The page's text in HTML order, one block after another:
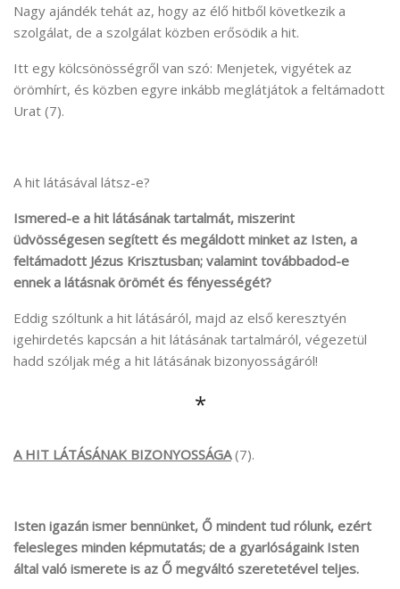
Nagy ajándék tehát az, hogy az élő hitből következik a
szolgálat, de a szolgálat közben erősödik a hit.
Itt egy kölcsönösségről van szó: Menjetek, vigyétek az
örömhírt, és közben egyre inkább meglátjátok a feltámadott
Urat (7).
A hit látásával látsz-e?
Ismered-e a hit látásának tartalmát, miszerint
üdvösségesen segített és megáldott minket az Isten, a
feltámadott Jézus Krisztusban; valamint továbbadod-e
ennek a látásnak örömét és fényességét?
Eddig szóltunk a hit látásáról, majd az első keresztyén
igehirdetés kapcsán a hit látásának tartalmáról, végezetül
hadd szóljak még a hit látásának bizonyosságáról!
*
A HIT LÁTÁSÁNAK BIZONYOSSÁGA(7).
Isten igazán ismer bennünket, Ő mindent tud rólunk, ezért
felesleges minden képmutatás; de a gyarlóságaink Isten
által való ismerete is az Ő megváltó szeretetével teljes.